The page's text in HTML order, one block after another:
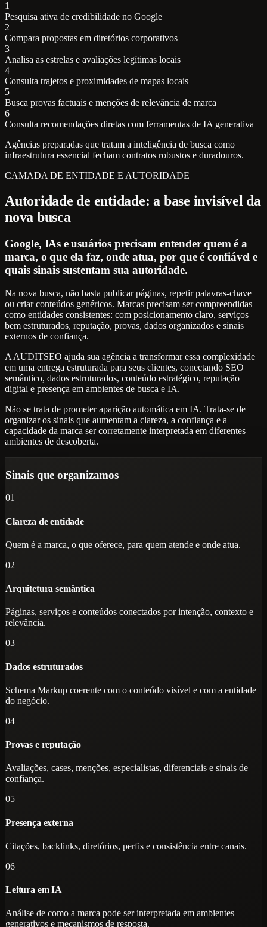
1
Pesquisa ativa de credibilidade no Google
2
Compara propostas em diretórios corporativos
3
Analisa as estrelas e avaliações legítimas locais
4
Consulta trajetos e proximidades de mapas locais
5
Busca provas factuais e menções de relevância de marca
6
Consulta recomendações diretas com ferramentas de IA generativa
Agências preparadas que tratam a inteligência de busca como
infraestrutura essencial fecham contratos robustos e duradouros.
CAMADA DE ENTIDADE E AUTORIDADE
Autoridade de entidade: a base invisível da
nova busca
Google, IAs e usuários precisam entender quem é a
marca, o que ela faz, onde atua, por que é confiável e
quais sinais sustentam sua autoridade.
Na nova busca, não basta publicar páginas, repetir palavras-chave
ou criar conteúdos genéricos. Marcas precisam ser compreendidas
como entidades consistentes: com posicionamento claro, serviços
bem estruturados, reputação, provas, dados organizados e sinais
externos de confiança.
A AUDITSEO ajuda sua agência a transformar essa complexidade
em uma entrega estruturada para seus clientes, conectando SEO
semântico, dados estruturados, conteúdo estratégico, reputação
digital e presença em ambientes de busca e IA.
Não se trata de prometer aparição automática em IA. Trata-se de
organizar os sinais que aumentam a clareza, a confiança e a
capacidade da marca ser corretamente interpretada em diferentes
ambientes de descoberta.
Sinais que organizamos
01
Clareza de entidade
Quem é a marca, o que oferece, para quem atende e onde atua.
02
Arquitetura semântica
Páginas, serviços e conteúdos conectados por intenção, contexto e
relevância.
03
Dados estruturados
Schema Markup coerente com o conteúdo visível e com a entidade
do negócio.
04
Provas e reputação
Avaliações, cases, menções, especialistas, diferenciais e sinais de
confiança.
05
Presença externa
Citações, backlinks, diretórios, perfis e consistência entre canais.
06
Leitura em IA
Análise de como a marca pode ser interpretada em ambientes
generativos e mecanismos de resposta.